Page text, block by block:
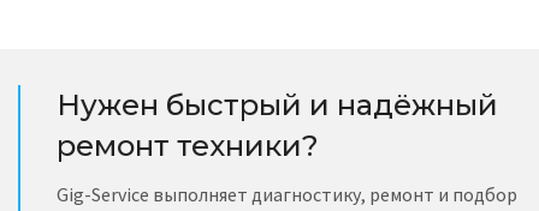
Нужен быстрый и надёжный
ремонт техники?
Gig-Service выполняет диагностику, ремонт и подбор